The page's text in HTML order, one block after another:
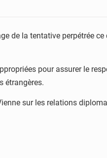
de la tentative perpétrée
pour assurer le
étrangères.
sur les relations